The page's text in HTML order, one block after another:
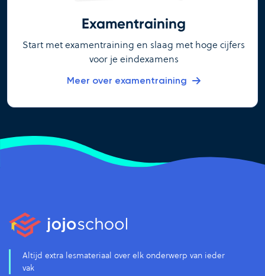
Examentraining
Start met examentraining en slaag met hoge cijfers
voor je eindexamens
Meer over examentraining
Altijd extra lesmateriaal over elk onderwerp van ieder
vak